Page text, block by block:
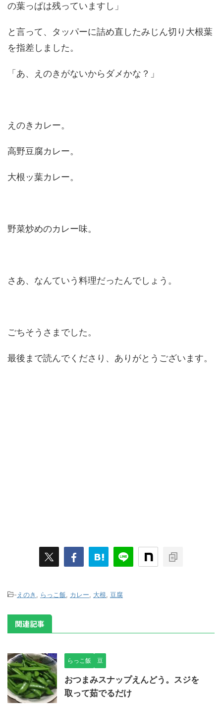
の葉っぱは残っていますし」
と言って、タッパーに詰め直したみじん切り大根葉
を指差しました。
「あ、えのきがないからダメかな？」
えのきカレー。
高野豆腐カレー。
大根ッ葉カレー。
野菜炒めのカレー味。
さあ、なんていう料理だったんでしょう。
ごちそうさまでした。
最後まで読んでくださり、ありがとうございます。
-えのき らっこ飯 カレー 大根 豆腐
関連記事
らっこ飯 豆
おつまみスナップえんどう。スジを
取って茹でるだけ